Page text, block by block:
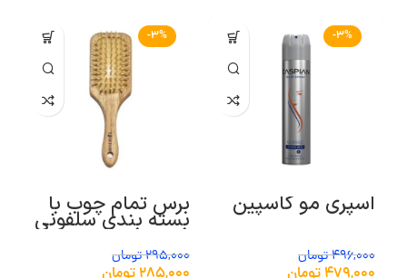
-3%
اسپری مو کاسپین
496,000تومان
-3%
برس تمام چوب با
بسته بندی سلفونی
295,000تومان